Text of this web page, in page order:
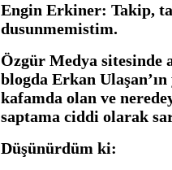
Engin Erkiner: Takip,
dusunmemistim.
Özgür Medya sitesinde
blogda Erkan Ulaşan’ın
kafamda olan ve
saptama ciddi olarak
Düşünürdüm ki: